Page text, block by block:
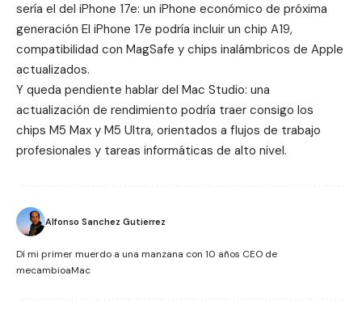
sería el del iPhone 17e: un iPhone económico de próxima
generación El iPhone 17e podría incluir un chip A19,
compatibilidad con MagSafe y chips inalámbricos de Apple
actualizados.
Y queda pendiente hablar del Mac Studio: una
actualización de rendimiento podría traer consigo los
chips M5 Max y M5 Ultra, orientados a flujos de trabajo
profesionales y tareas informáticas de alto nivel.
Alfonso Sanchez Gutierrez
Dí mi primer muerdo a una manzana con 10 años CEO de
mecambioaMac